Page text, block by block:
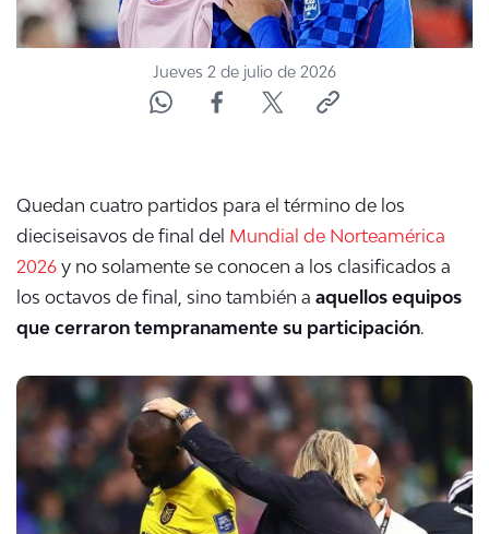
CANAL DE DENUNCIAS
ÁREA DE PROYECTOS
Jueves 2 de julio de 2026
Quedan cuatro partidos para el término de los
dieciseisavos de final del Mundial de Norteamérica
2026 y no solamente se conocen a los clasificados a
los octavos de final, sino también a aquellos equipos
que cerraron tempranamente su participación.